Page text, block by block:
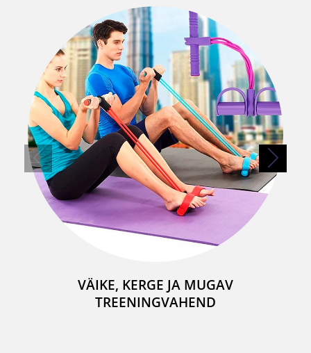
VÄIKE, KERGE JA MUGAV
TREENINGVAHEND